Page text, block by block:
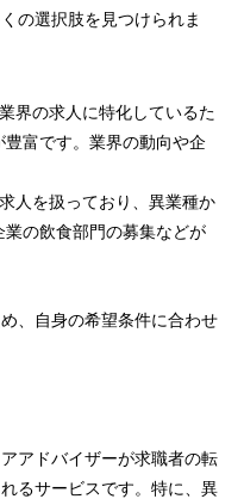
の選択肢を見つけられま
界の求人に特化しているた
富です。業界の動向や企
人を扱っており、異業種か
の飲食部門の募集などが
、自身の希望条件に合わせ
アドバイザーが求職者の転
るサービスです。特に、異